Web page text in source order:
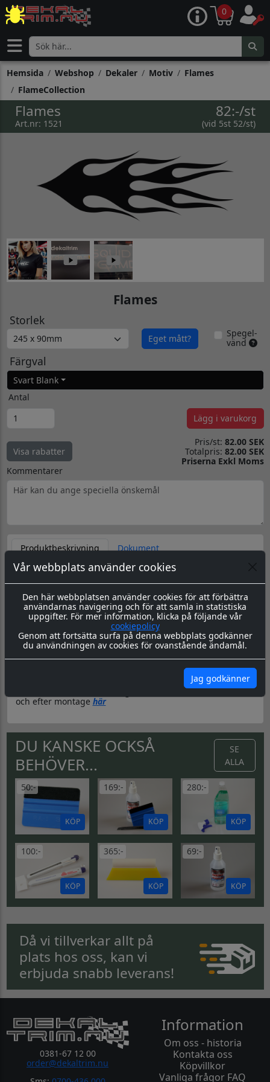
Vår webbplats använder cookies
Den här webbplatsen använder cookies för att förbättra
användarnas navigering och för att samla in statistiska
uppgifter. För mer information, klicka på följande vår
cookiepolicy
Genom att fortsätta surfa på denna webbplats godkänner
du användningen av cookies för ovanstående ändamål.
Jag godkänner
0
Hemsida Webshop Dekaler Motiv
Flames
FlameCollection
Flames
Art.nr: 1521
82:-/st
(vid 5st 52/st)
Flames
Storlek
Eget mått?
Spegel-
vänd
Färgval
Svart Blank
Antal
Lägg i varukorg
Visa rabatter
Pris/st: 82.00 SEK
Totalpris: 82.00 SEK
Priserna Exkl Moms
Kommentarer
Produktbeskrivning
Dokument
Datorskuren dekal / logo
genomfärgad kvalitetsfolie, som fäster på de flesta plana
ytor.
Dekalen levereras redo för montage med
appliceringstape över som håller ihop dekalen, och
underlättar monteringen. Appliceringstapen tas bort efter
här
Läs igenom våra instrukioner före
och efter montage här
DU KANSKE OCKSÅ
BEHÖVER...
SE
ALLA
50:-
KÖP
169:-
KÖP
280:-
KÖP
100:-
KÖP
365:-
KÖP
69:-
KÖP
Då vi tillverkar allt på
plats hos oss, kan vi
erbjuda snabb leverans!
0381-67 12 00
order@dekaltrim.nu
Information
Om oss - historia
Kontakta oss
Köpvillkor
Vanliga frågor FAQ